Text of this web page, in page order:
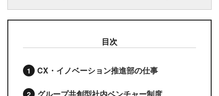
目次
CX・イノベーション推進部の仕事